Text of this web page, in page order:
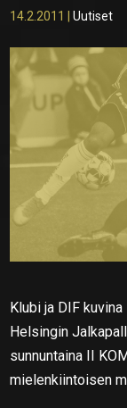
14.2.2011 |Uutiset
Klubi ja DIF kuvina
Helsingin
sunnuntaina II
mielenkiintoisen